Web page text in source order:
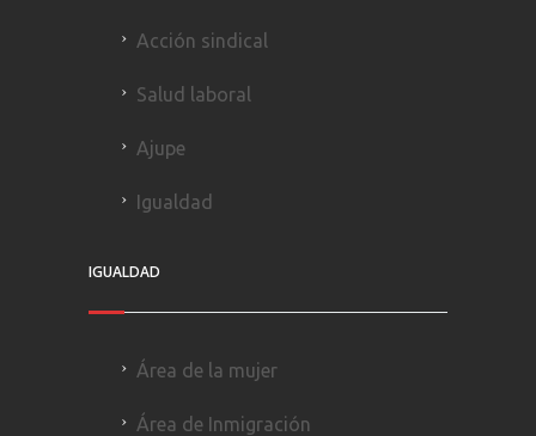
Acción sindical
Salud laboral
Ajupe
Igualdad
IGUALDAD
Área de la mujer
Área de Inmigración